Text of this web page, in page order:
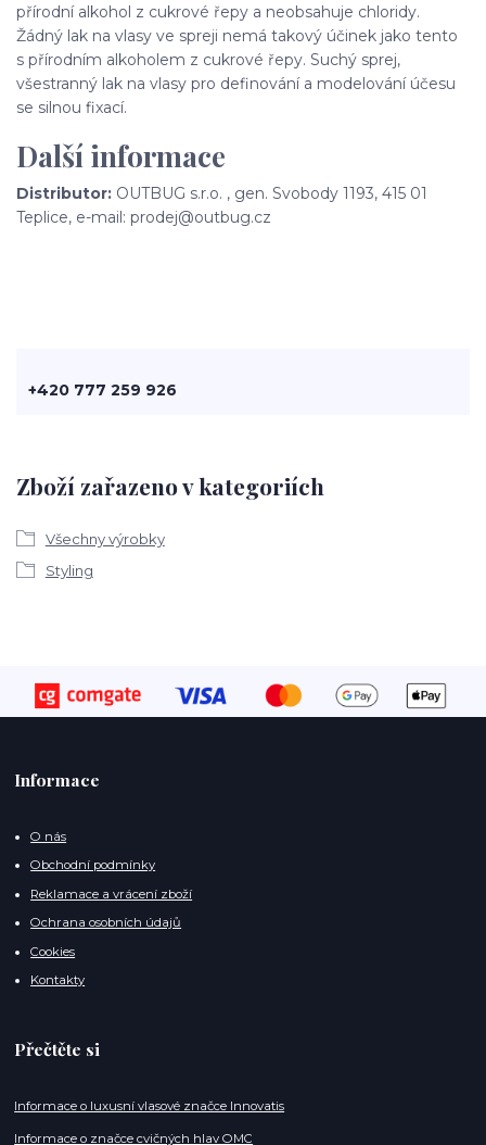
přírodní alkohol z cukrové řepy a neobsahuje chloridy.
Žádný lak na vlasy ve spreji nemá takový účinek jako tento
s přírodním alkoholem z cukrové řepy. Suchý sprej,
všestranný lak na vlasy pro definování a modelování účesu
se silnou fixací.
Další informace
Distributor: OUTBUG s.r.o. , gen. Svobody 1193, 415 01
Teplice, e-mail: prodej@outbug.cz
Zboží zařazeno v kategoriích
Všechny výrobky
Styling
+420 777 259 926
Informace
O nás
Obchodní podmínky
Reklamace a vrácení zboží
Ochrana osobních údajů
Cookies
Kontakty
Přečtěte si
Informace o luxusní vlasové značce Innovatis
Informace o značce cvičných hlav OMC